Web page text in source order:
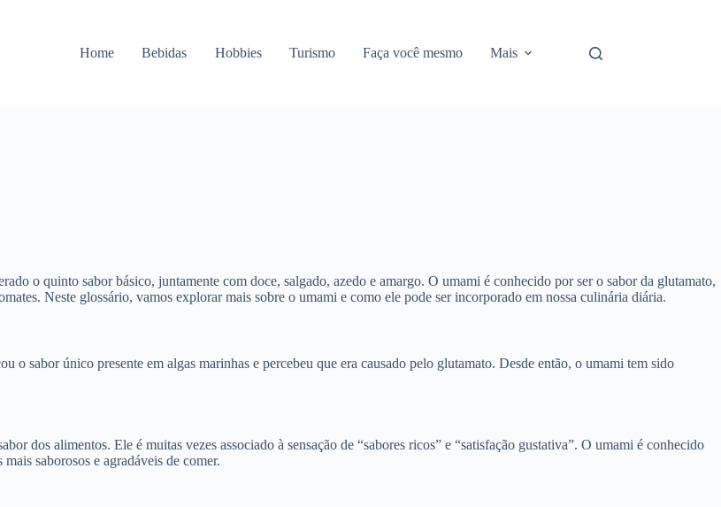
Home Bebidas Hobbies Turismo Faça você mesmo Mais
o quinto sabor básico, juntamente com doce, salgado, azedo e amargo. O umami é conhecido por ser o sabor da glutamato,
Neste glossário, vamos explorar mais sobre o umami e como ele pode ser incorporado em nossa culinária diária.
sabor único presente em algas marinhas e percebeu que era causado pelo glutamato. Desde então, o umami tem sido
dos alimentos. Ele é muitas vezes associado à sensação de “sabores ricos” e “satisfação gustativa”. O umami é conhecido
saborosos e agradáveis de comer.